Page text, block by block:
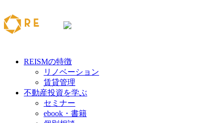
REISMの特徴
リノベーション
賃貸管理
不動産投資を学ぶ
セミナー
ebook・書籍